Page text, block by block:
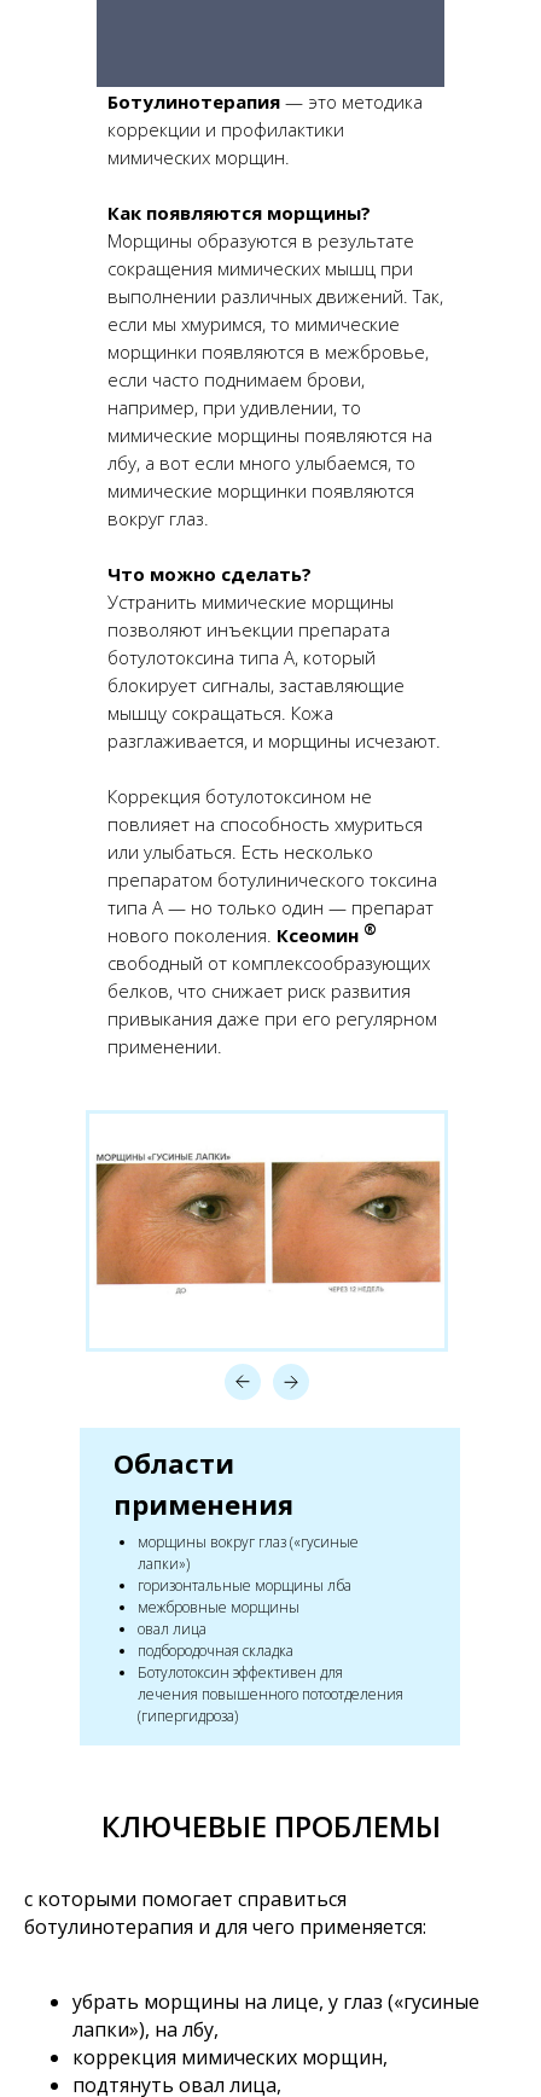
Ботулинотерапия — это методика
коррекции и профилактики
мимических морщин.
Как появляются морщины?
Морщины образуются в результате
сокращения мимических мышц при
выполнении различных движений. Так,
если мы хмуримся, то мимические
морщинки появляются в межбровье,
если часто поднимаем брови,
например, при удивлении, то
мимические морщины появляются на
лбу, а вот если много улыбаемся, то
мимические морщинки появляются
вокруг глаз.
Что можно сделать?
Устранить мимические морщины
позволяют инъекции препарата
ботулотоксина типа А, который
блокирует сигналы, заставляющие
мышцу сокращаться. Кожа
разглаживается, и морщины исчезают.
Коррекция ботулотоксином не
повлияет на способность хмуриться
или улыбаться. Есть несколько
препаратом ботулинического токсина
типа А — но только один — препарат
нового поколения. Ксеомин ®
свободный от комплексообразующих
белков, что снижает риск развития
привыкания даже при его регулярном
применении.
Области
применения
морщины вокруг глаз («гусиные
лапки»)
горизонтальные морщины лба
межбровные морщины
овал лица
подбородочная складка
Ботулотоксин эффективен для
лечения повышенного потоотделения
(гипергидроза)
КЛЮЧЕВЫЕ ПРОБЛЕМЫ
с которыми помогает справиться
ботулинотерапия и для чего применяется:
убрать морщины на лице, у глаз («гусиные
лапки»), на лбу,
коррекция мимических морщин,
подтянуть овал лица,